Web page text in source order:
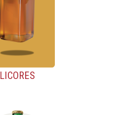
LICORES